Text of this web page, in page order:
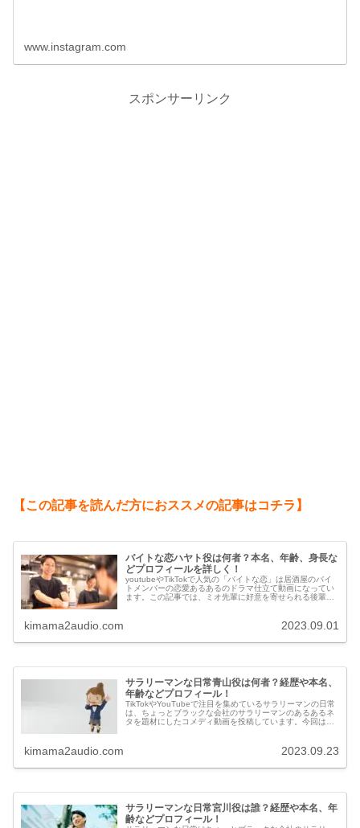
www.instagram.com
スポンサーリンク
【この記事を読んだ方におススメの記事はコチラ】
バイトな恋ハヤト役は何者？本名、年齢、身長な
どプロフィールを詳しく！
youtubeやTikTokで人気の「バイトな恋」は居酒屋のバイ
トメンバーの恋愛あるあるのドラマ仕立て動画になってい
ます。この記事では、ミオ先輩に好意を寄せられる後輩ハ
kimama2audio.com 2023.09.01
サラリーマンな日常青山役は何者？経歴や本名、
年齢などプロフィール！
TikTokやYouTubeで注目を集めているサラリーマンの日常
は、ちょっとブラックな会社のサラリーマンのあるあるネ
タを題材にしたコメディ動画を投稿しています。今回はメ
kimama2audio.com 2023.09.23
サラリーマンな日常宮川役は誰？経歴や本名、年
齢などプロフィール！